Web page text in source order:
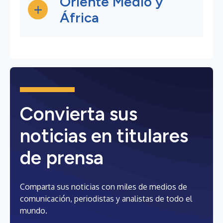
África
Convierta sus
noticias en titulares
de prensa
Comparta sus noticias con miles de medios de
comunicación, periodistas y analistas de todo el
mundo.